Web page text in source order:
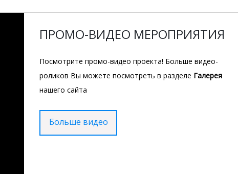
ПРОМО-ВИДЕО МЕРОПРИЯТИЯ
Посмотрите промо-видео проекта! Больше видео-
роликов Вы можете посмотреть в разделе Галерея
нашего сайта
Больше видео